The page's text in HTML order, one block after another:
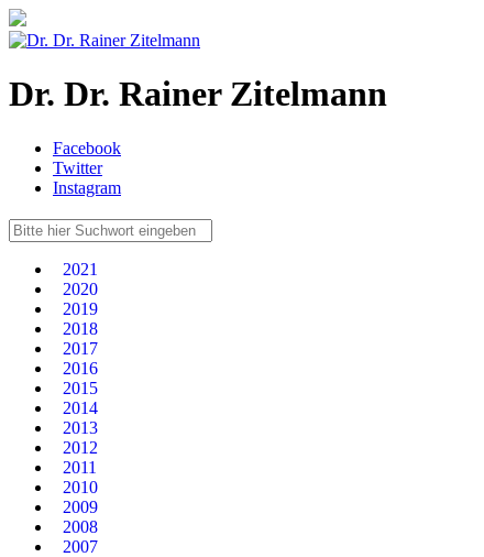
Dr. Dr. Rainer Zitelmann
Facebook
Twitter
Instagram
2021
2020
2019
2018
2017
2016
2015
2014
2013
2012
2011
2010
2009
2008
2007